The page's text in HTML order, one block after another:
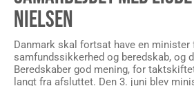
NIELSEN
Danmark skal fortsat have en minister
samfundssikkerhed og beredskab, og
Beredskaber god mening, for
langt fra afsluttet. Den 3. juni blev